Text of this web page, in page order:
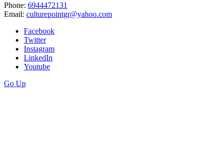
Phone: 6944472131
Email: culturepointgr@yahoo.com
Facebook
Twitter
Instagram
LinkedIn
Youtube
Go Up